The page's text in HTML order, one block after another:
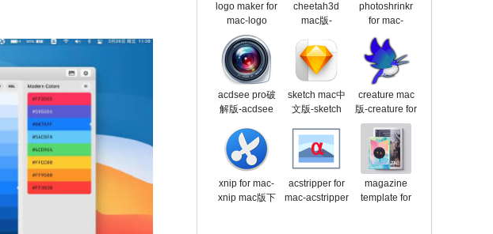
logo maker for
mac-logo
maker mac版
下载 v1.0
cheetah3d
mac版-
mac下载
v7.5.1
photoshrinkr
for mac-
photoshrinkr
mac版下载
v1.1.1
acdsee pro破
解版-acdsee
载 v3.7.201
sketch mac中
文版-sketch
官方版
creature mac
版-creature for
mac下载 v2.24
xnip for mac-
xnip mac版下
acstripper for
mac-acstripper
magazine
template for